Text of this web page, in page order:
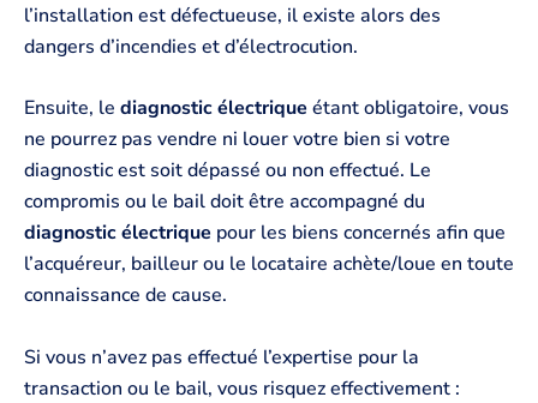
l’installation est défectueuse, il existe alors des
dangers d’incendies et d’électrocution.
Ensuite, le diagnostic électrique étant obligatoire, vous
ne pourrez pas vendre ni louer votre bien si votre
diagnostic est soit dépassé ou non effectué. Le
compromis ou le bail doit être accompagné du
diagnostic électrique pour les biens concernés afin que
l’acquéreur, bailleur ou le locataire achète/loue en toute
connaissance de cause.
Si vous n’avez pas effectué l’expertise pour la
transaction ou le bail, vous risquez effectivement :